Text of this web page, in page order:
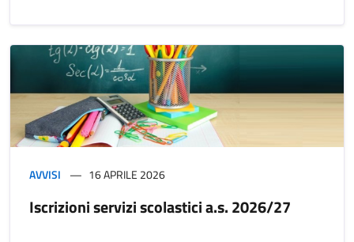
AVVISI 16 APRILE 2026
Iscrizioni servizi scolastici a.s. 2026/27